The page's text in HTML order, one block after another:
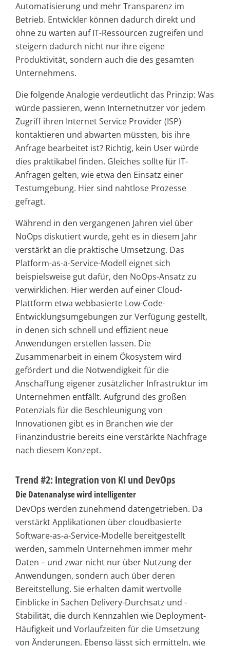
Automatisierung und mehr Transparenz im
Betrieb. Entwickler können dadurch direkt und
ohne zu warten auf IT-Ressourcen zugreifen und
steigern dadurch nicht nur ihre eigene
Produktivität, sondern auch die des gesamten
Unternehmens.
Die folgende Analogie verdeutlicht das Prinzip: Was
würde passieren, wenn Internetnutzer vor jedem
Zugriff ihren Internet Service Provider (ISP)
kontaktieren und abwarten müssten, bis ihre
Anfrage bearbeitet ist? Richtig, kein User würde
dies praktikabel finden. Gleiches sollte für IT-
Anfragen gelten, wie etwa den Einsatz einer
Testumgebung. Hier sind nahtlose Prozesse
gefragt.
Während in den vergangenen Jahren viel über
NoOps diskutiert wurde, geht es in diesem Jahr
verstärkt an die praktische Umsetzung. Das
Platform-as-a-Service-Modell eignet sich
beispielsweise gut dafür, den NoOps-Ansatz zu
verwirklichen. Hier werden auf einer Cloud-
Plattform etwa webbasierte Low-Code-
Entwicklungsumgebungen zur Verfügung gestellt,
in denen sich schnell und effizient neue
Anwendungen erstellen lassen. Die
Zusammenarbeit in einem Ökosystem wird
gefördert und die Notwendigkeit für die
Anschaffung eigener zusätzlicher Infrastruktur im
Unternehmen entfällt. Aufgrund des großen
Potenzials für die Beschleunigung von
Innovationen gibt es in Branchen wie der
Finanzindustrie bereits eine verstärkte Nachfrage
nach diesem Konzept.
Trend #2: Integration von KI und DevOps
Die Datenanalyse wird intelligenter
DevOps werden zunehmend datengetrieben. Da
verstärkt Applikationen über cloudbasierte
Software-as-a-Service-Modelle bereitgestellt
werden, sammeln Unternehmen immer mehr
Daten – und zwar nicht nur über Nutzung der
Anwendungen, sondern auch über deren
Bereitstellung. Sie erhalten damit wertvolle
Einblicke in Sachen Delivery-Durchsatz und -
Stabilität, die durch Kennzahlen wie Deployment-
Häufigkeit und Vorlaufzeiten für die Umsetzung
von Änderungen. Ebenso lässt sich ermitteln, wie